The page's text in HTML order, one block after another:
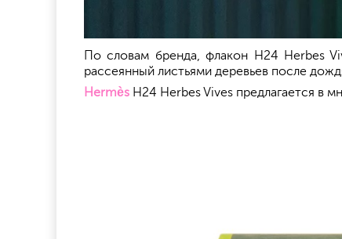
По словам бренда, флакон H24 Herbes
рассеянный листьями деревьев после
Hermès H24 Herbes Vives предлагается в